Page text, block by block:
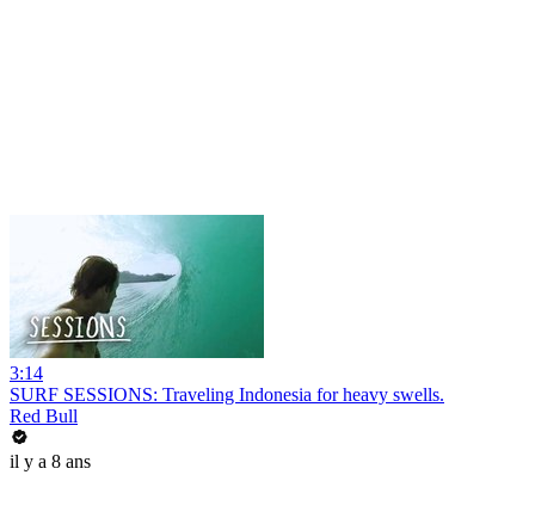
3:14
SURF SESSIONS: Traveling Indonesia for heavy swells.
Red Bull
il y a 8 ans